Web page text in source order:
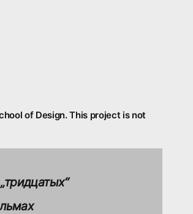
of Design. This project is not